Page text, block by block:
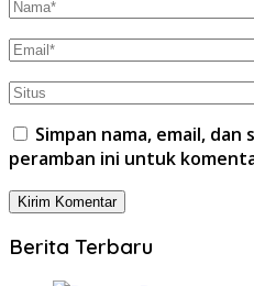
Simpan nama, email, dan
peramban ini untuk
Berita Terbaru